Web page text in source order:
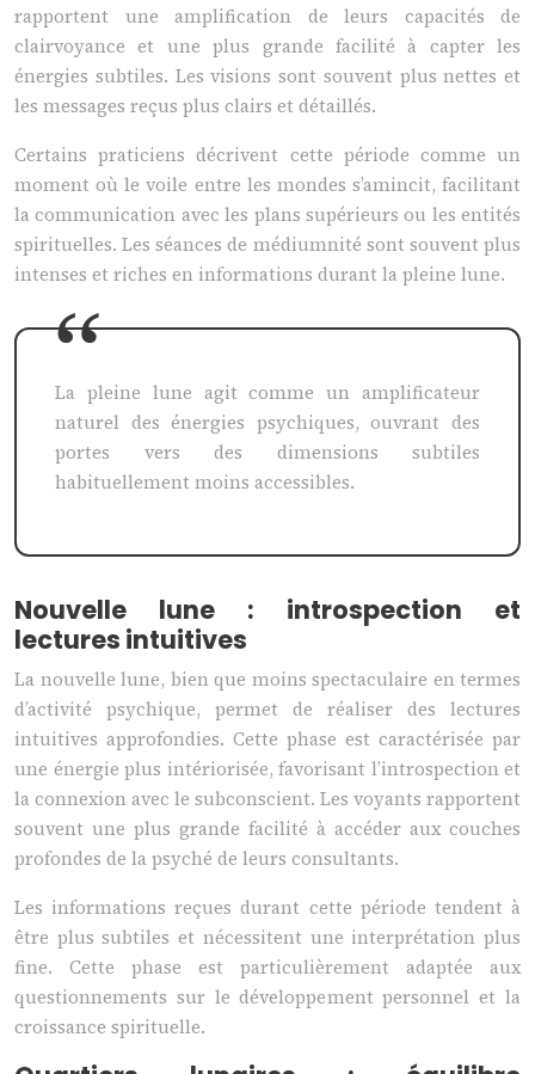
rapportent une amplification de leurs capacités de
clairvoyance et une plus grande facilité à capter les
énergies subtiles. Les visions sont souvent plus nettes et
les messages reçus plus clairs et détaillés.
Certains praticiens décrivent cette période comme un
moment où le voile entre les mondes s’amincit, facilitant
la communication avec les plans supérieurs ou les entités
spirituelles. Les séances de médiumnité sont souvent plus
intenses et riches en informations durant la pleine lune.
La pleine lune agit comme un amplificateur
naturel des énergies psychiques, ouvrant des
portes vers des dimensions subtiles
habituellement moins accessibles.
Nouvelle lune : introspection et
lectures intuitives
La nouvelle lune, bien que moins spectaculaire en termes
d’activité psychique, permet de réaliser des lectures
intuitives approfondies. Cette phase est caractérisée par
une énergie plus intériorisée, favorisant l’introspection et
la connexion avec le subconscient. Les voyants rapportent
souvent une plus grande facilité à accéder aux couches
profondes de la psyché de leurs consultants.
Les informations reçues durant cette période tendent à
être plus subtiles et nécessitent une interprétation plus
fine. Cette phase est particulièrement adaptée aux
questionnements sur le développement personnel et la
croissance spirituelle.